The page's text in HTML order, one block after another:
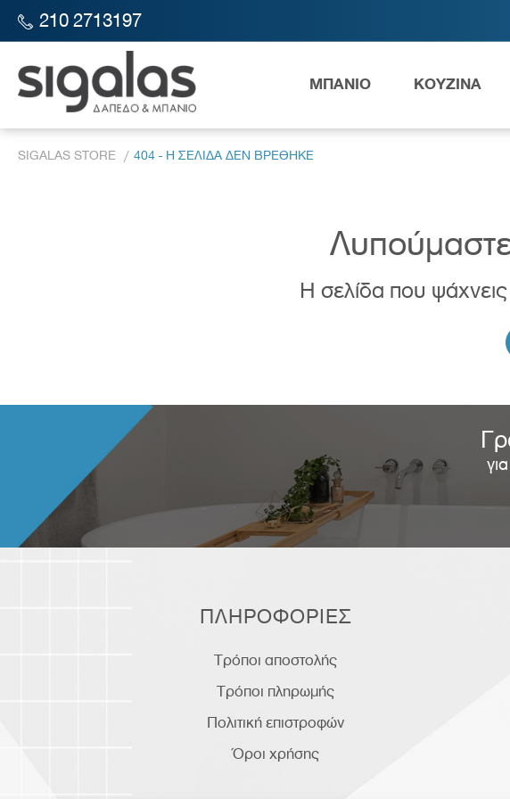
210 2713197
ΜΠΑΝΙΟ
Λεκάνες
ΚΟΥΖΙΝΑ
SIGALAS STORE 404 - Η ΣΕΛΙΔΑ ΔΕΝ ΒΡΕΘΗΚΕ
Η σελίδα που ψάχνεις
ΠΛΗΡΟΦΟΡΙΕΣ
Τρόποι αποστολής
Τρόποι πληρωμής
Πολιτική επιστροφών
Όροι χρήσης